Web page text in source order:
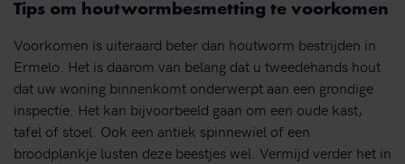
Tips om houtwormbesmetting te voorkomen
Voorkomen is uiteraard beter dan houtworm bestrijden in
Ermelo. Het is daarom van belang dat u tweedehands hout
dat uw woning binnenkomt onderwerpt aan een grondige
inspectie. Het kan bijvoorbeeld gaan om een oude kast,
tafel of stoel. Ook een antiek spinnewiel of een
broodplankje lusten deze beestjes wel. Vermijd verder het in